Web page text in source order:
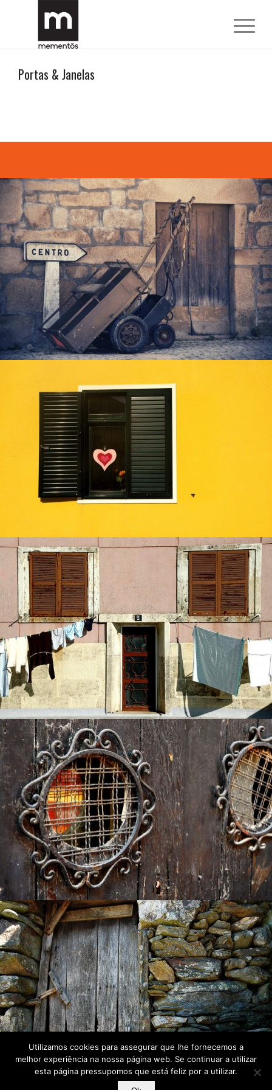
Portas & Janelas
Utilizamos cookies para assegurar que lhe fornecemos a
melhor experiência na nossa página web. Se continuar a utilizar
esta página pressupomos que está feliz por a utilizar.